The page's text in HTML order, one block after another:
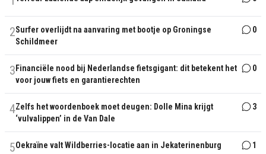
2Surfer overlijdt na aanvaring met bootje op Groningse
Schildmeer
0
3 Financiële nood bij Nederlandse fietsgigant: dit betekent het
voor jouw fiets en garantierechten
0
4Zelfs het woordenboek moet deugen: Dolle Mina krijgt
‘vulvalippen’ in de Van Dale
3
5Oekraïne valt Wildberries-locatie aan in Jekaterinenburg 1